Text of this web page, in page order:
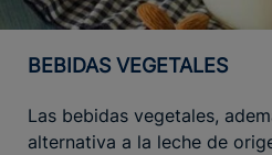
BEBIDAS VEGETALES
Las bebidas vegetales,
alternativa a la leche de